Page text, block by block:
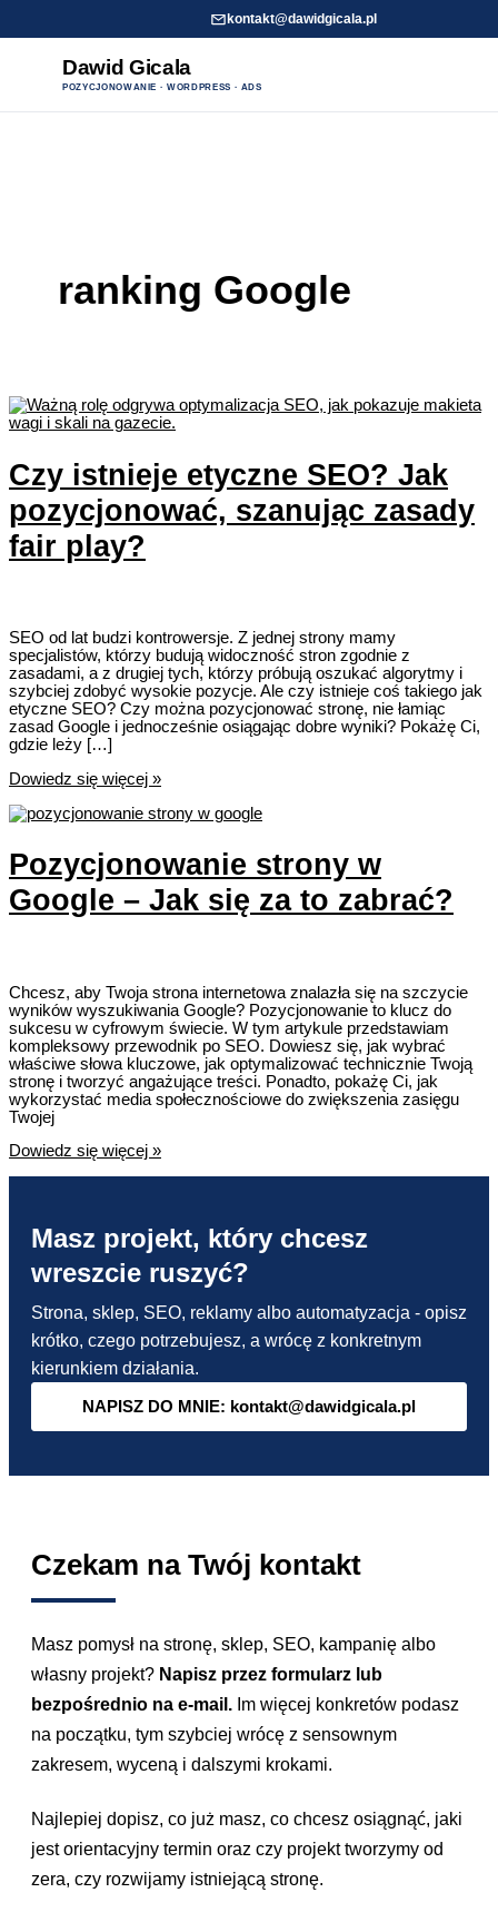
kontakt@dawidgicala.pl
Dawid Gicala
POZYCJONOWANIE · WORDPRESS · ADS
ranking Google
Czy istnieje etyczne SEO? Jak
pozycjonować, szanując zasady
fair play?
SEO od lat budzi kontrowersje. Z jednej strony mamy
specjalistów, którzy budują widoczność stron zgodnie z
zasadami, a z drugiej tych, którzy próbują oszukać algorytmy i
szybciej zdobyć wysokie pozycje. Ale czy istnieje coś takiego jak
etyczne SEO? Czy można pozycjonować stronę, nie łamiąc
zasad Google i jednocześnie osiągając dobre wyniki? Pokażę Ci,
gdzie leży […]
Czy
etyczne
pozycjonować,
szanując
zasady
fair
Dowiedz się więcej »
Pozycjonowanie strony w
Google – Jak się za to zabrać?
Chcesz, aby Twoja strona internetowa znalazła się na szczycie
wyników wyszukiwania Google? Pozycjonowanie to klucz do
sukcesu w cyfrowym świecie. W tym artykule przedstawiam
kompleksowy przewodnik po SEO. Dowiesz się, jak wybrać
właściwe słowa kluczowe, jak optymalizować technicznie Twoją
stronę i tworzyć angażujące treści. Ponadto, pokażę Ci, jak
wykorzystać media społecznościowe do zwiększenia zasięgu
Twojej
Pozycjonowanie
zabrać?
Dowiedz się więcej »
Masz projekt, który chcesz
wreszcie ruszyć?
Strona, sklep, SEO, reklamy albo automatyzacja - opisz
krótko, czego potrzebujesz, a wrócę z konkretnym
kierunkiem działania.
NAPISZ DO MNIE: kontakt@dawidgicala.pl
Czekam na Twój kontakt
Masz pomysł na stronę, sklep, SEO, kampanię albo
własny projekt? Napisz przez formularz lub
bezpośrednio na e-mail. Im więcej konkretów podasz
na początku, tym szybciej wrócę z sensownym
zakresem, wyceną i dalszymi krokami.
Najlepiej dopisz, co już masz, co chcesz osiągnąć, jaki
jest orientacyjny termin oraz czy projekt tworzymy od
zera, czy rozwijamy istniejącą stronę.